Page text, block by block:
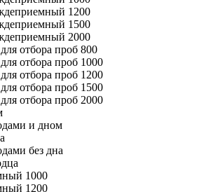
1200
1500
2000
отбора проб 800
отбора проб 1000
отбора проб 1200
отбора проб 1500
отбора проб 2000
и дном
без дна
1000
1200